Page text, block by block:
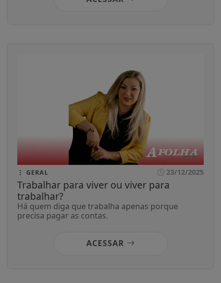
GERAL 23/12/2025
Trabalhar para viver ou viver para
trabalhar?
Há quem diga que trabalha apenas porque
precisa pagar as contas.
ACESSAR